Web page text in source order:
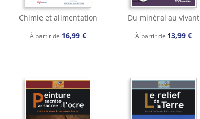
Chimie et alimentation
À partir de 16,99 €
Du minéral au vivant
À partir de 13,99 €